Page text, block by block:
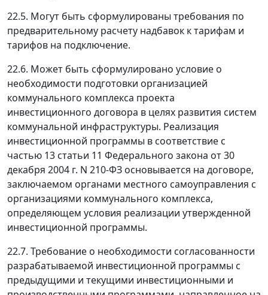
22.5. Могут быть сформулированы требования по
предварительному расчету надбавок к тарифам и
тарифов на подключение.
22.6. Может быть сформулировано условие о
необходимости подготовки организацией
коммунального комплекса проекта
инвестиционного договора в целях развития систем
коммунальной инфраструктуры. Реализация
инвестиционной программы в соответствие с
частью 13 статьи 11 Федерального закона от 30
декабря 2004 г. N 210-ФЗ основывается на договоре,
заключаемом органами местного самоуправления с
организациями коммунального комплекса,
определяющем условия реализации утвержденной
инвестиционной программы.
22.7. Требование о необходимости согласованности
разрабатываемой инвестиционной программы с
предыдущими и текущими инвестиционными и